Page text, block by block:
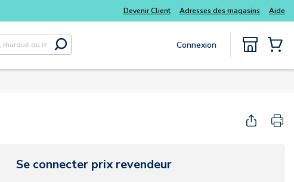
Devenir Client Adresses des magasins Aide
Soumettre la recherche
Connexion
Se connecter prix revendeur